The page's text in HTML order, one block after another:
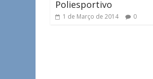
Poliesportivo
1 de Março de 2014 0